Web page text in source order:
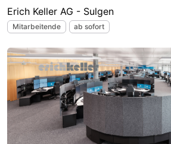
Erich Keller AG - Sulgen
Mitarbeitende ab sofort